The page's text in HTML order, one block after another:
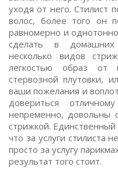
уходя от него. Стилист
волос, более того он
равномерно и
сделать в домашних
несколько видов
легкостью образ
стервозной плутовки,
ваши пожелания и
довериться
непременно, довольны
стрижкой.
что за услуги стилиста
просто за услугу
результат того стоит.